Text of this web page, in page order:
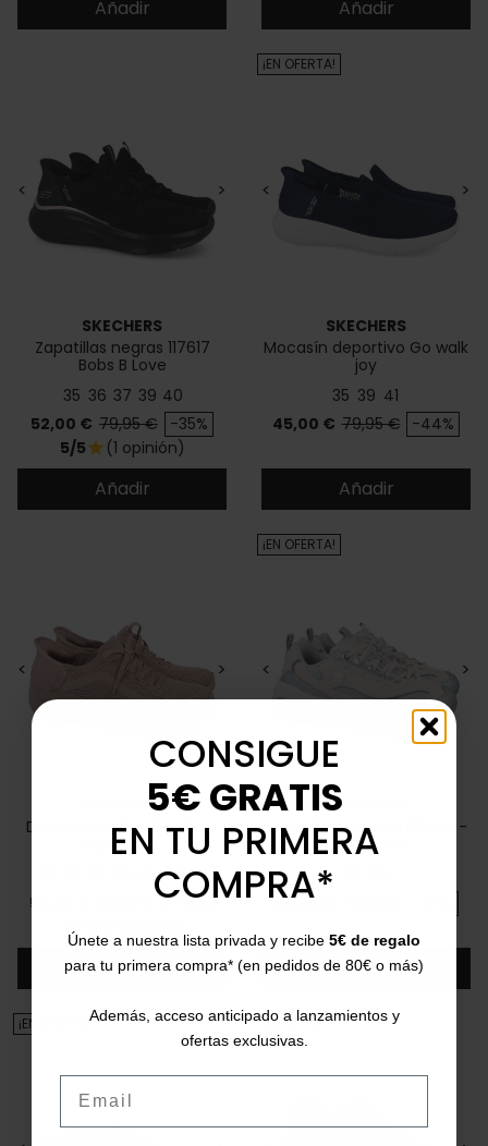
Añadir Añadir
< >
SKECHERS
Zapatillas negras 117617
Bobs B Love
35 36 37 39 40
Precio
52,00 € Precio base
79,95 € -35%
5/5star (1 opinión)
Añadir
< >
SKECHERS
Mocasín deportivo Go walk
joy
35 39 41
Precio
45,00 € Precio base
79,95 € -44%
¡EN OFERTA!
Añadir
< >
SKECHERS
Deportivas Ultra Flex 3.0 -
Pure color
40 41 42
Precio
55,00 € Precio base-45%
1/5
Añadir
< >
SKECHERS
Zapatillas gruesas D'Lites -
Chromatic
Precio
39,95 €
¡EN OFERTA!
Añadir
¡EN OFERTA! ¡EN OFERTA!
CONSIGUE
5€ GRATIS
EN TU PRIMERA
COMPRA*
Únete a nuestra lista privada y recibe 5€ de regalo
para tu primera compra* (en pedidos de 80€ o más)
Además, acceso anticipado a lanzamientos y
ofertas exclusivas.